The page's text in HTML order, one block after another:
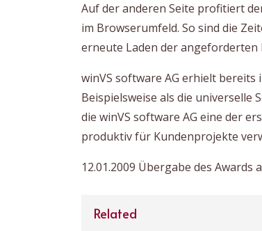
Auf der anderen Seite profitiert
im Browserumfeld. So sind die
erneute Laden der angeforderten
winVS software AG erhielt
Beispielsweise als die universelle
die winVS software AG eine der
produktiv für Kundenprojekte
12.01.2009 Übergabe des Awards
Related